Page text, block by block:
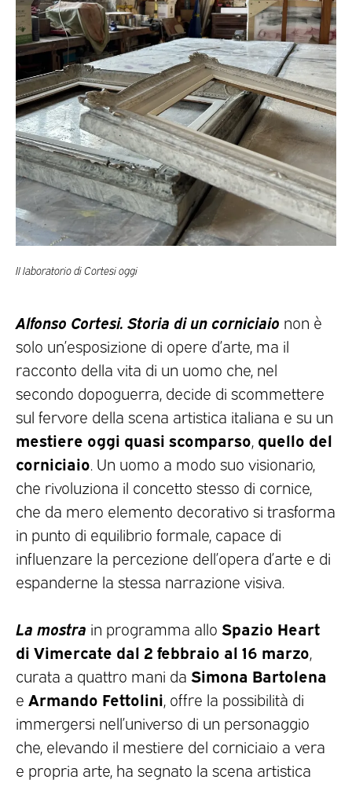
Il laboratorio di Cortesi oggi
Alfonso Cortesi. Storia di un corniciaio non è
solo un’esposizione di opere d’arte, ma il
racconto della vita di un uomo che, nel
secondo dopoguerra, decide di scommettere
sul fervore della scena artistica italiana e su un
mestiere oggi quasi scomparso quello del
corniciaio . Un uomo a modo suo visionario,
che rivoluziona il concetto stesso di cornice,
che da mero elemento decorativo si trasforma
in punto di equilibrio formale, capace di
influenzare la percezione dell’opera d’arte e di
espanderne la stessa narrazione visiva.
La mostra in programma allo Spazio Heart
di Vimercate dal 2 febbraio al 16 marzo
curata a quattro mani da Simona Bartolena
e Armando Fettolini , offre la possibilità di
immergersi nell’universo di un personaggio
che, elevando il mestiere del corniciaio a vera
e propria arte, ha segnato la scena artistica